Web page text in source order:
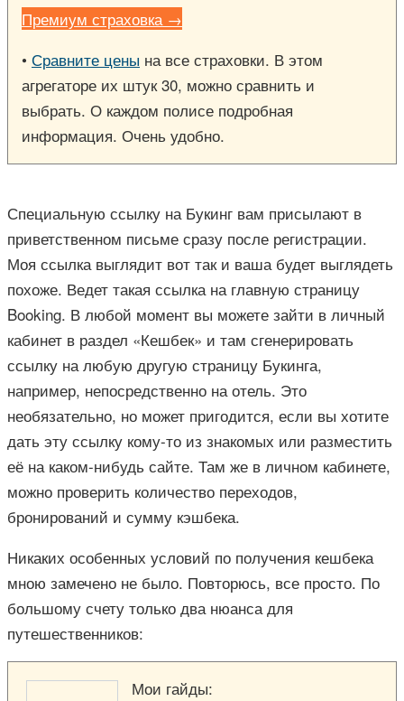
Премиум страховка →
• Сравните цены на все страховки. В этом
агрегаторе их штук 30, можно сравнить и
выбрать. О каждом полисе подробная
информация. Очень удобно.
Специальную ссылку на Букинг вам присылают в
приветственном письме сразу после регистрации.
Моя ссылка выглядит вот так и ваша будет выглядеть
похоже. Ведет такая ссылка на главную страницу
Booking. В любой момент вы можете зайти в личный
кабинет в раздел «Кешбек» и там сгенерировать
ссылку на любую другую страницу Букинга,
например, непосредственно на отель. Это
необязательно, но может пригодится, если вы хотите
дать эту ссылку кому-то из знакомых или разместить
её на каком-нибудь сайте. Там же в личном кабинете,
можно проверить количество переходов,
бронирований и сумму кэшбека.
Никаких особенных условий по получения кешбека
мною замечено не было. Повторюсь, все просто. По
большому счету только два нюанса для
путешественников:
Мои гайды: